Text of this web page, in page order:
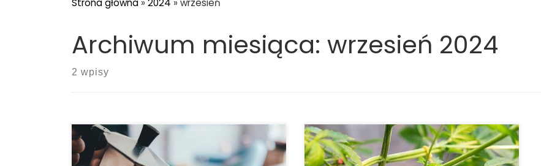
Strona główna » 2024 » wrzesień
Archiwum miesiąca: wrzesień 2024
2 wpisy
Stosowanie melatoniny i marihuany razem
jest prawdopodobnie w porządku. Mimo
Mówiąc najprościej, nie ma jednej
ostatecznej odpowiedzi na pytanie, czy